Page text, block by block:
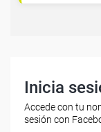
Inicia
Accede con tu
sesión con